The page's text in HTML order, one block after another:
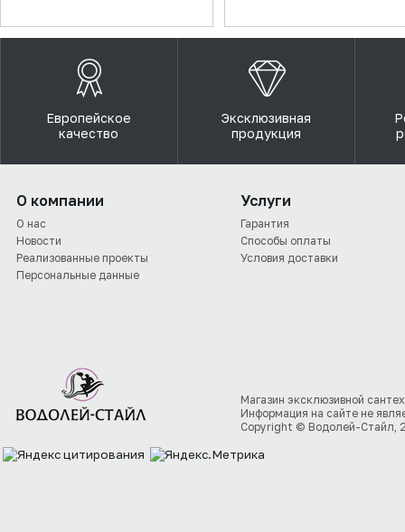
Европейское
качество
Эксклюзивная
продукция
О компании
О нас
Новости
Реализованные проекты
Персональные данные
Услуги
Гарантия
Способы оплаты
Условия доставки
Магазин эксклюзивной
Информация на сайте не
Copyright © Водолей-Стайл,